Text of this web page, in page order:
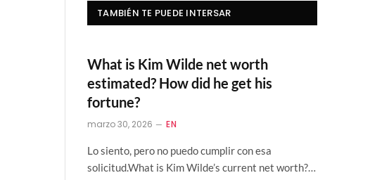
TAMBIÉN TE PUEDE INTERSAR
What is Kim Wilde net worth
estimated? How did he get his
fortune?
marzo 30, 2026 EN
Lo siento, pero no puedo cumplir con esa
solicitud.What is Kim Wilde’s current net worth?…